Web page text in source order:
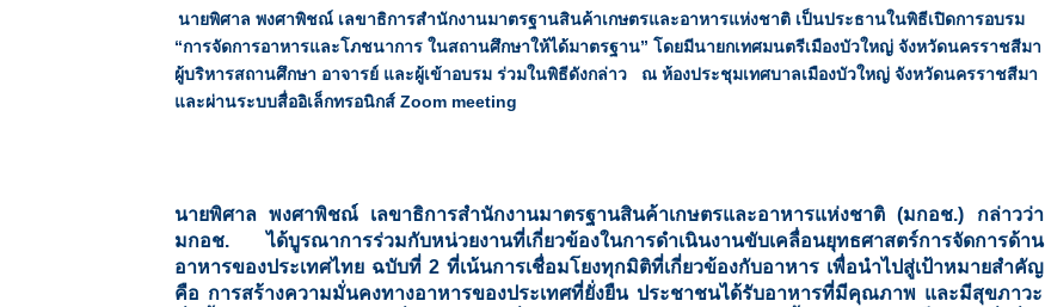
นายพิศาล พงศาพิชณ์ เลขาธิการสำนักงานมาตรฐานสินค้าเกษตรและอาหารแห่งชาติ เป็นประธานในพิธีเปิดการอบรม
“การจัดการอาหารและโภชนาการ ในสถานศึกษาให้ได้มาตรฐาน” โดยมีนายกเทศมนตรีเมืองบัวใหญ่ จังหวัดนครราชสีมา
ผู้บริหารสถานศึกษา อาจารย์ และผู้เข้าอบรม ร่วมในพิธีดังกล่าว ณ ห้องประชุมเทศบาลเมืองบัวใหญ่ จังหวัดนครราชสีมา
และผ่านระบบสื่ออิเล็กทรอนิกส์ Zoom meeting
นายพิศาล พงศาพิชณ์ เลขาธิการสำนักงานมาตรฐานสินค้าเกษตรและอาหารแห่งชาติ (มกอช.) กล่าวว่า
มกอช. ได้บูรณาการร่วมกับหน่วยงานที่เกี่ยวข้องในการดำเนินงานขับเคลื่อนยุทธศาสตร์การจัดการด้าน
อาหารของประเทศไทย ฉบับที่ 2 ที่เน้นการเชื่อมโยงทุกมิติที่เกี่ยวข้องกับอาหาร เพื่อนำไปสู่เป้าหมายสำคัญ
คือ การสร้างความมั่นคงทางอาหารของประเทศที่ยั่งยืน ประชาชนได้รับอาหารที่มีคุณภาพ และมีสุขภาวะ